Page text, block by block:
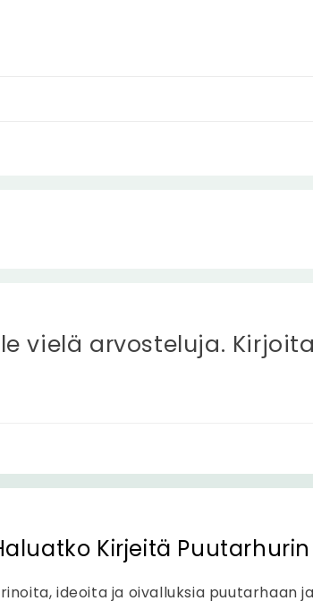
vielä arvosteluja.
Kirjeitä
ideoita ja oivalluksia puutarhaan